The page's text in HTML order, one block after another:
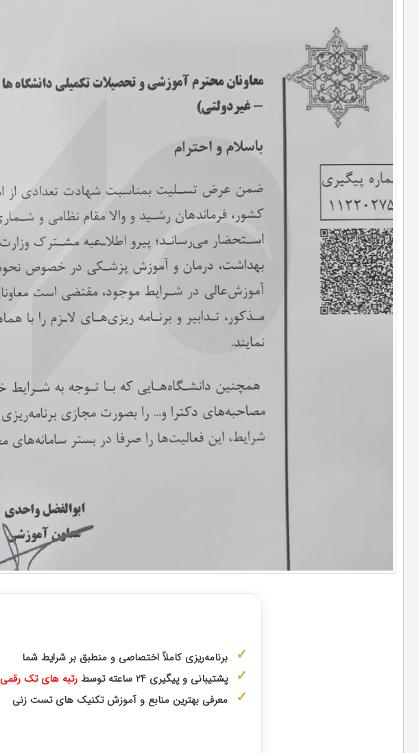
برنامه‌ریزی کاملاً اختصاصی و منطبق بر شرایط شما
پشتیبانی و پیگیری ۲۴ ساعته توسط
رتبه‌ های تک رقمی
معرفی بهترین منابع و آموزش تکنیک های تست زنی